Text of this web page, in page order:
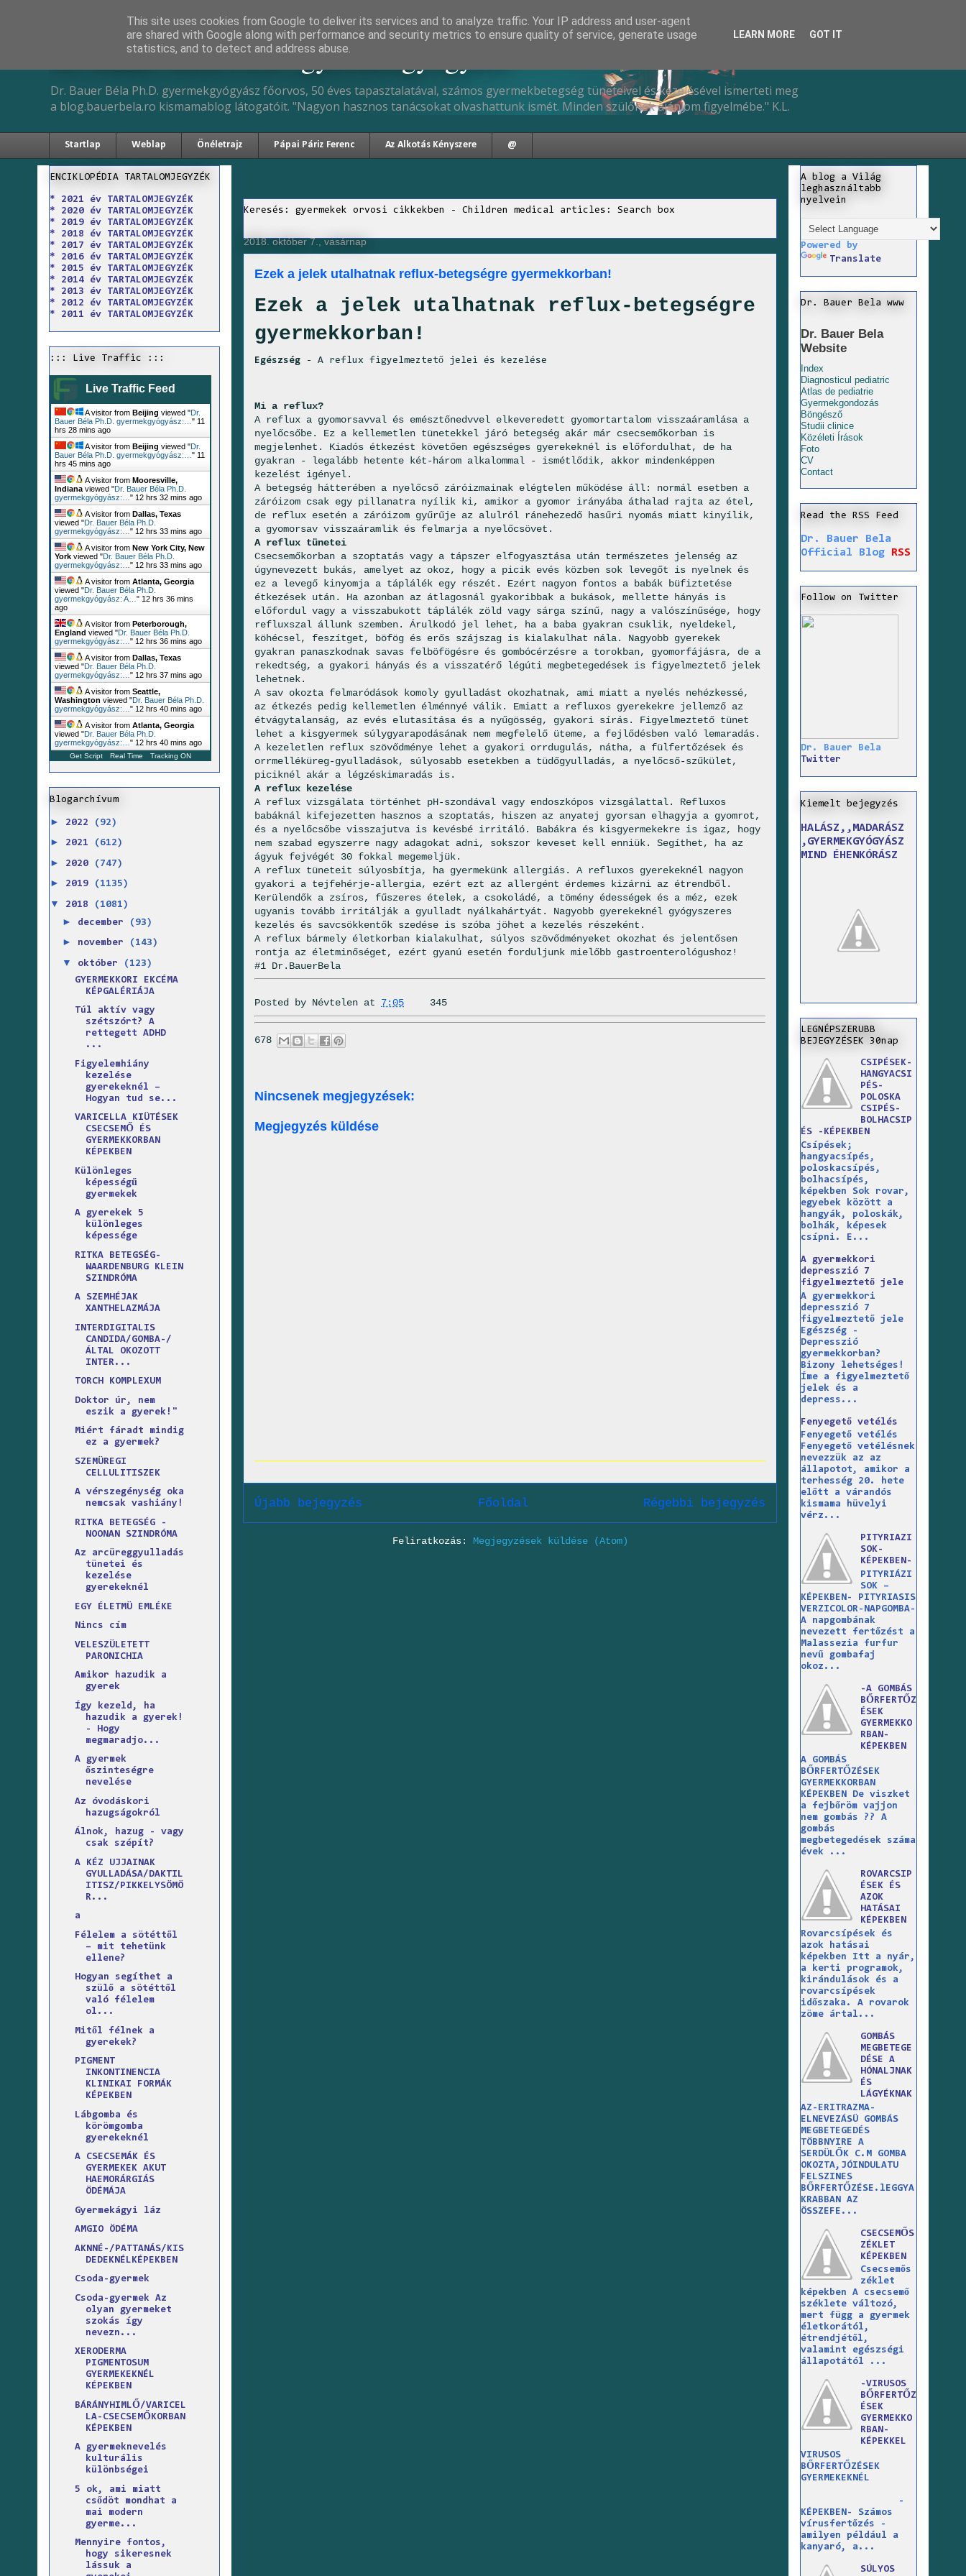
Dr. Bauer Béla Ph.D. gyermekgyógyász
Dr. Bauer Béla Ph.D. gyermekgyógyász főorvos, 50 éves tapasztalatával, számos gyermekbetegség tüneteivel és kezelésével ismerteti meg
a blog.bauerbela.ro kismamablog látogatóit. "Nagyon hasznos tanácsokat olvashattunk ismét. Minden szülőnek ajánlom figyelmébe." K.L.
Startlap Weblap Önéletrajz Pápai Páriz Ferenc Az Alkotás Kényszere @
Keresés: gyermekek orvosi cikkekben - Children medical articles: Search box
2018. október 7., vasárnap
Ezek a jelek utalhatnak reflux-betegségre gyermekkorban!
Ezek a jelek utalhatnak reflux-betegségre
gyermekkorban!
Egészség - A reflux figyelmeztető jelei és kezelése
Mi a reflux?
A reflux a gyomorsavval és emésztőnedvvel elkeveredett gyomortartalom visszaáramlása a
nyelőcsőbe. Ez a kellemetlen tünetekkel járó betegség akár már csecsemőkorban is
megjelenhet. Kiadós étkezést követően egészséges gyerekeknél is előfordulhat, de ha
gyakran - legalább hetente két-három alkalommal - ismétlődik, akkor mindenképpen
kezelést igényel.
A betegség hátterében a nyelőcső záróizmainak elégtelen működése áll: normál esetben a
záróizom csak egy pillanatra nyílik ki, amikor a gyomor irányába áthalad rajta az étel,
de reflux esetén a záróizom gyűrűje az alulról ránehezedő hasűri nyomás miatt kinyílik,
a gyomorsav visszaáramlik és felmarja a nyelőcsövet.
A reflux tünetei
Csecsemőkorban a szoptatás vagy a tápszer elfogyasztása után természetes jelenség az
úgynevezett bukás, amelyet az okoz, hogy a picik evés közben sok levegőt is nyelnek és
ez a levegő kinyomja a táplálék egy részét. Ezért nagyon fontos a babák büfiztetése
étkezések után. Ha azonban az átlagosnál gyakoribbak a bukások, mellette hányás is
előfordul vagy a visszabukott táplálék zöld vagy sárga színű, nagy a valószínűsége, hogy
refluxszal állunk szemben. Árulkodó jel lehet, ha a baba gyakran csuklik, nyeldekel,
köhécsel, feszítget, böfög és erős szájszag is kialakulhat nála. Nagyobb gyerekek
gyakran panaszkodnak savas felböfögésre és gombócérzésre a torokban, gyomorfájásra, de a
rekedtség, a gyakori hányás és a visszatérő légúti megbetegedések is figyelmeztető jelek
lehetnek.
A sav okozta felmaródások komoly gyulladást okozhatnak, ami miatt a nyelés nehézkessé,
az étkezés pedig kellemetlen élménnyé válik. Emiatt a refluxos gyerekekre jellemző az
étvágytalanság, az evés elutasítása és a nyűgösség, gyakori sírás. Figyelmeztető tünet
lehet a kisgyermek súlygyarapodásának nem megfelelő üteme, a fejlődésben való lemaradás.
A kezeletlen reflux szövődménye lehet a gyakori orrdugulás, nátha, a fülfertőzések és
orrmelléküreg-gyulladások, súlyosabb esetekben a tüdőgyulladás, a nyelőcső-szűkület,
piciknél akár a légzéskimaradás is.
A reflux kezelése
A reflux vizsgálata történhet pH-szondával vagy endoszkópos vizsgálattal. Refluxos
babáknál kifejezetten hasznos a szoptatás, hiszen az anyatej gyorsan elhagyja a gyomrot,
és a nyelőcsőbe visszajutva is kevésbé irritáló. Babákra és kisgyermekekre is igaz, hogy
nem szabad egyszerre nagy adagokat adni, sokszor keveset kell enniük. Segíthet, ha az
ágyuk fejvégét 30 fokkal megemeljük.
A reflux tüneteit súlyosbítja, ha gyermekünk allergiás. A refluxos gyerekeknél nagyon
gyakori a tejfehérje-allergia, ezért ezt az allergént érdemes kizárni az étrendből.
Kerülendők a zsíros, fűszeres ételek, a csokoládé, a tömény édességek és a méz, ezek
ugyanis tovább irritálják a gyulladt nyálkahártyát. Nagyobb gyerekeknél gyógyszeres
kezelés és savcsökkentők szedése is szóba jöhet a kezelés részeként.
A reflux bármely életkorban kialakulhat, súlyos szövődményeket okozhat és jelentősen
rontja az életminőséget, ezért gyanú esetén forduljunk mielőbb gastroenterológushoz!
#1 Dr.BauerBela
Posted by Névtelen at 7:05 345
678
Nincsenek megjegyzések:
Megjegyzés küldése
Újabb bejegyzés Régebbi bejegyzés
Főoldal
Feliratkozás: Megjegyzések küldése (Atom)
ENCIKLOPÉDIA TARTALOMJEGYZÉK
* 2021 év TARTALOMJEGYZÉK
* 2020 év TARTALOMJEGYZÉK
* 2019 év TARTALOMJEGYZÉK
* 2018 év TARTALOMJEGYZÉK
* 2017 év TARTALOMJEGYZÉK
* 2016 év TARTALOMJEGYZÉK
* 2015 év TARTALOMJEGYZÉK
* 2014 év TARTALOMJEGYZÉK
* 2013 év TARTALOMJEGYZÉK
* 2012 év TARTALOMJEGYZÉK
* 2011 év TARTALOMJEGYZÉK
::: Live Traffic :::
Live Traffic Feed
A visitor from Beijing viewed "Dr.
Bauer Béla Ph.D. gyermekgyógyász:… " 11
hrs 28 mins ago
A visitor from Beijing viewed "Dr.
Bauer Béla Ph.D. gyermekgyógyász:… " 11
hrs 45 mins ago
A visitor from Mooresville,
Indiana viewed "Dr. Bauer Béla Ph.D.
gyermekgyógyász:… " 12 hrs 32 mins ago
A visitor from Dallas, Texas
viewed "Dr. Bauer Béla Ph.D.
gyermekgyógyász:… " 12 hrs 33 mins ago
A visitor from New York City, New
York viewed "Dr. Bauer Béla Ph.D.
gyermekgyógyász:… " 12 hrs 33 mins ago
A visitor from Atlanta, Georgia
viewed "Dr. Bauer Béla Ph.D.
gyermekgyógyász: A… " 12 hrs 36 mins
ago
A visitor from Peterborough,
England viewed "Dr. Bauer Béla Ph.D.
gyermekgyógyász:… " 12 hrs 36 mins ago
A visitor from Dallas, Texas
viewed "Dr. Bauer Béla Ph.D.
gyermekgyógyász:… " 12 hrs 37 mins ago
A visitor from Seattle,
Washington viewed "Dr. Bauer Béla Ph.D.
gyermekgyógyász:… " 12 hrs 40 mins ago
A visitor from Atlanta, Georgia
viewed "Dr. Bauer Béla Ph.D.
gyermekgyógyász:… " 12 hrs 40 mins ago
Get Script Real Time Tracking ON
Blogarchívum
► 2022 (92)
► 2021 (612)
► 2020 (747)
► 2019 (1135)
▼ 2018 (1081)
► december (93)
► november (143)
▼ október
(123)
GYERMEKKORI EKCÉMA
KÉPGALÉRIÁJA
Túl aktív vagy
szétszórt? A
rettegett ADHD
...
Figyelemhiány
kezelése
gyerekeknél –
Hogyan tud se...
VARICELLA KIÜTÉSEK
CSECSEMŐ ÉS
GYERMEKKORBAN
KÉPEKBEN
Különleges
képességű
gyermekek
A gyerekek 5
különleges
képessége
RITKA BETEGSÉG-
WAARDENBURG KLEIN
SZINDRÓMA
A SZEMHÉJAK
XANTHELAZMÁJA
INTERDIGITALIS
CANDIDA/GOMBA-/
ÁLTAL OKOZOTT
INTER...
TORCH KOMPLEXUM
Doktor úr, nem
eszik a gyerek!"
Miért fáradt mindig
ez a gyermek?
SZEMÜREGI
CELLULITISZEK
A vérszegénység oka
nemcsak vashiány!
RITKA BETEGSÉG -
NOONAN SZINDRÓMA
Az arcüreggyulladás
tünetei és
kezelése
gyerekeknél
EGY ÉLETMÜ EMLÉKE
Nincs cím
VELESZÜLETETT
PARONICHIA
Amikor hazudik a
gyerek
Így kezeld, ha
hazudik a gyerek!
- Hogy
megmaradjo...
A gyermek
őszinteségre
nevelése
Az óvodáskori
hazugságokról
Álnok, hazug - vagy
csak szépít?
A KÉZ UJJAINAK
GYULLADÁSA/DAKTIL
ITISZ/PIKKELYSÖMÖ
R...
a
Félelem a sötéttől
– mit tehetünk
ellene?
Hogyan segíthet a
szülő a sötéttől
való félelem
ol...
Mitől félnek a
gyerekek?
PIGMENT
INKONTINENCIA
KLINIKAI FORMÁK
KÉPEKBEN
Lábgomba és
körömgomba
gyerekeknél
A CSECSEMÁK ÉS
GYERMEKEK AKUT
HAEMORÁRGIÁS
ÖDÉMÁJA
Gyermekágyi láz
AMGIO ÖDÉMA
AKNNÉ-/PATTANÁS/KIS
DEDEKNÉLKÉPEKBEN
Csoda-gyermek
Csoda-gyermek Az
olyan gyermeket
szokás így
nevezn...
XERODERMA
PIGMENTOSUM
GYERMEKEKNÉL
KÉPEKBEN
BÁRÁNYHIMLŐ/VARICEL
LA-CSECSEMŐKORBAN
KÉPEKBEN
A gyermeknevelés
kulturális
különbségei
5 ok, ami miatt
csődöt mondhat a
mai modern
gyerme...
Mennyire fontos,
hogy sikeresnek
lássuk a
A blog a Világ
leghasználtabb
nyelvein
Powered by
Translate
Dr. Bauer Bela www
Dr. Bauer Bela
Website
Index
Diagnosticul pediatric
Atlas de pediatrie
Gyermekgondozás
Böngésző
Studii clinice
Közéleti Írások
Foto
CV
Contact
Read the RSS Feed
Dr. Bauer Bela
Official Blog
RSS
Follow on Twitter
Dr. Bauer Bela
Twitter
Kiemelt bejegyzés
HALÁSZ,,MADARÁSZ
,GYERMEKGYÓGYÁSZ
MIND ÉHENKÓRÁSZ
LEGNÉPSZERUBB
BEJEGYZÉSEK 30nap
CSIPÉSEK-
HANGYACSI
PÉS-
POLOSKA
CSIPÉS-
BOLHACSIP
ÉS -KÉPEKBEN
Csípések;
hangyacsípés,
poloskacsípés,
bolhacsípés,
képekben Sok rovar,
egyebek között a
hangyák, poloskák,
bolhák, képesek
csípni. E...
A gyermekkori
depresszió 7
figyelmeztető jele
A gyermekkori
depresszió 7
figyelmeztető jele
Egészség -
Depresszió
gyermekkorban?
Bizony lehetséges!
Íme a figyelmeztető
jelek és a
depress...
Fenyegető vetélés
Fenyegető vetélés
Fenyegető vetélésnek
nevezzük az az
állapotot, amikor a
terhesség 20. hete
előtt a várandós
kismama hüvelyi
vérz...
PITYRIAZI
SOK-
KÉPEKBEN-
PITYRIÁZI
SOK –
KÉPEKBEN- PITYRIASIS
VERZICOLOR-NAPGOMBA-
A napgombának
nevezett fertőzést a
Malassezia furfur
nevű gombafaj
okoz...
-A GOMBÁS
BŐRFERTŐZ
ÉSEK
GYERMEKKO
RBAN-
KÉPEKBEN
A GOMBÁS
BŐRFERTŐZÉSEK
GYERMEKKORBAN
KÉPEKBEN De viszket
a fejbőröm vajjon
nem gombás ?? A
gombás
megbetegedések száma
évek ...
ROVARCSIP
ÉSEK ÉS
AZOK
HATÁSAI
KÉPEKBEN
Rovarcsípések és
azok hatásai
képekben Itt a nyár,
a kerti programok,
kirándulások és a
rovarcsípések
időszaka. A rovarok
zöme ártal...
GOMBÁS
MEGBETEGE
DÉSE A
HÓNALJNAK
ÉS
LÁGYÉKNAK
AZ-ERITRAZMA-
ELNEVEZÁSÜ GOMBÁS
MEGBETEGEDÉS
TÖBBNYIRE A
SERDÜLŐK C.M GOMBA
OKOZTA,JÓINDULATU
FELSZINES
BŐRFERTŐZÉSE.lEGGYA
KRABBAN AZ
ÖSSZEFE...
CSECSEMŐS
ZÉKLET
KÉPEKBEN
Csecsemős
zéklet
képekben A csecsemő
széklete változó,
mert függ a gyermek
életkorától,
étrendjétől,
valamint egészségi
állapotától ...
-VIRUSOS
BŐRFERTŐZ
ÉSEK
GYERMEKKO
RBAN-
KÉPEKKEL
VIRUSOS
BŐRFERTŐZÉSEK
GYERMEKEKNÉL
-
KÉPEKBEN- Számos
vírusfertőzés -
amilyen például a
kanyaró, a...
SÚLYOS
This site uses cookies from Google to deliver its services and to analyze traffic. Your IP address and user-agent
are shared with Google along with performance and security metrics to ensure quality of service, generate usage
statistics, and to detect and address abuse.
LEARN MORE GOT IT